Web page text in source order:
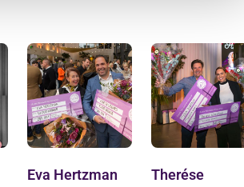
Eva Hertzman
Therése